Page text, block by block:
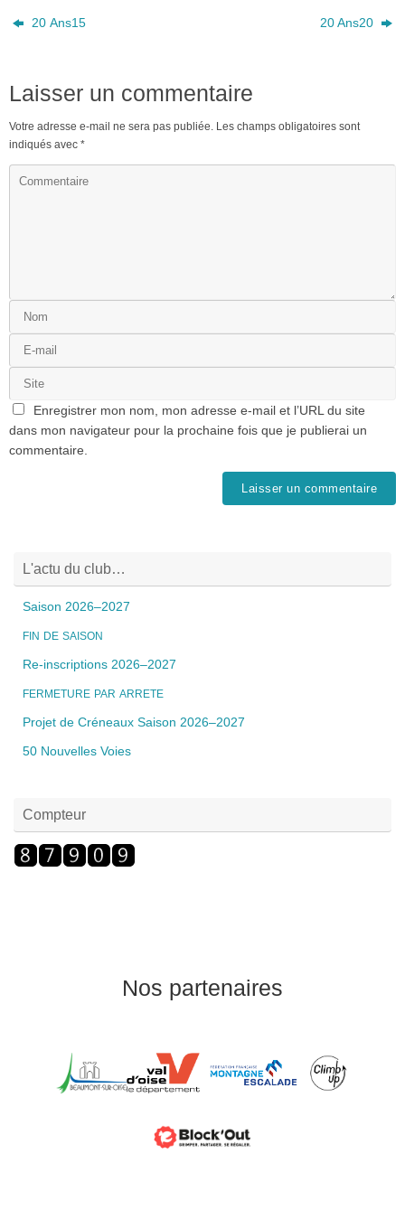
20 Ans15 20 Ans20
Laisser un commentaire
Votre adresse e-mail ne sera pas publiée. Les champs obligatoires sont
indiqués avec *
Enregistrer mon nom, mon adresse e-mail et l’URL du site
dans mon navigateur pour la prochaine fois que je publierai un
commentaire.
L'actu du club…
Saison 2026–2027
FIN DE SAISON
Re-inscriptions 2026–2027
FERMETURE PAR ARRETE
Projet de Créneaux Saison 2026–2027
50 Nouvelles Voies
Compteur
Nos partenaires